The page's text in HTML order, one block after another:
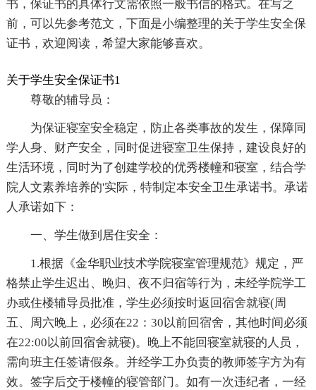
书，保证书的具体行文需依照一般书信的格式。在写之
前，可以先参考范文，下面是小编整理的关于学生安全保
证书，欢迎阅读，希望大家能够喜欢。
关于学生安全保证书1
尊敬的辅导员：
为保证寝室安全稳定，防止各类事故的发生，保障同
学人身、财产安全，同时促进寝室卫生保持，建设良好的
生活环境，同时为了创建学校的优秀楼幢和寝室，结合学
院人文素养培养的'实际，特制定本安全卫生承诺书。承诺
人承诺如下：
一、学生做到居住安全：
1.根据《金华职业技术学院寝室管理规范》规定，严
格禁止学生迟出、晚归、夜不归宿等行为，未经学院学工
办或住楼辅导员批准，学生必须按时返回宿舍就寝(周
五、周六晚上，必须在22：30以前回宿舍，其他时间必须
在22:00以前回宿舍就寝)。晚上不能回寝室就寝的人员，
需向班主任签请假条。并经学工办负责的教师签字方为有
效。签字后交于楼幢的寝管部门。如有一次违纪者，一经